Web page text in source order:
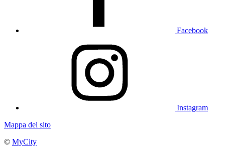
Facebook
Instagram
Mappa del sito
© MyCity